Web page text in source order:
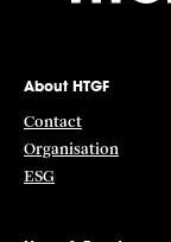
About HTGF
Contact
Organisation
ESG